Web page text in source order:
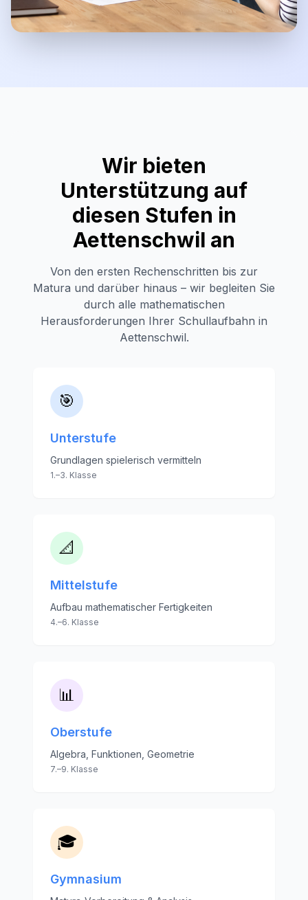
Wir bieten
Unterstützung auf
diesen Stufen in
Aettenschwil an
Von den ersten Rechenschritten bis zur
Matura und darüber hinaus – wir begleiten Sie
durch alle mathematischen
Herausforderungen Ihrer Schullaufbahn in
Aettenschwil.
🎯
Unterstufe
Grundlagen spielerisch vermitteln
1.–3. Klasse
📐
Mittelstufe
Aufbau mathematischer Fertigkeiten
4.–6. Klasse
📊
Oberstufe
Algebra, Funktionen, Geometrie
7.–9. Klasse
🎓
Gymnasium